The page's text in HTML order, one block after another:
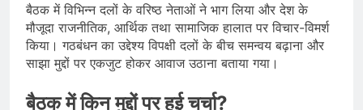
बैठक में विभिन्न दलों के वरिष्ठ नेताओं ने भाग लिया और देश के
मौजूदा राजनीतिक, आर्थिक तथा सामाजिक हालात पर विचार-विमर्श
किया। गठबंधन का उद्देश्य विपक्षी दलों के बीच समन्वय बढ़ाना और
साझा मुद्दों पर एकजुट होकर आवाज उठाना बताया गया।
बैठक में किन मुद्दों पर हुई चर्चा?